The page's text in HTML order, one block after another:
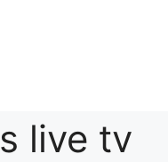
live tv